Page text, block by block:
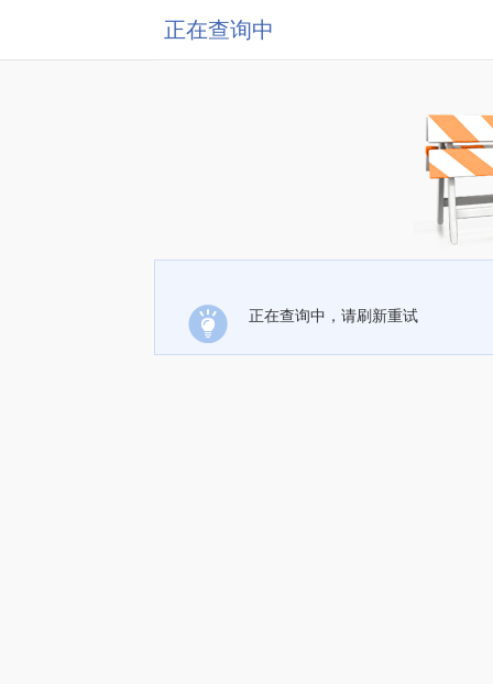
正在查询中
正在查询中，请刷新重试